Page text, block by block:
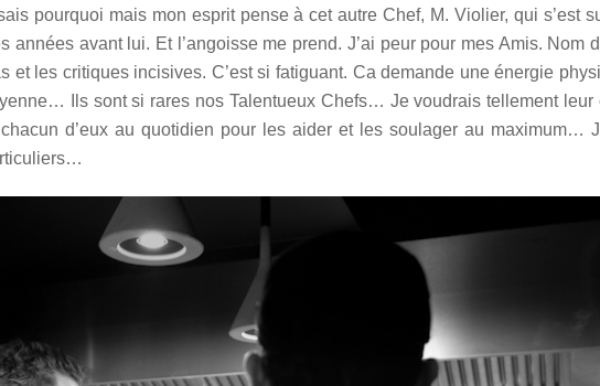
pourquoi mais mon esprit pense à cet autre Chef, M. Violier, qui s’est
avant lui. Et l’angoisse me prend. J’ai peur pour mes Amis. Nom
et les critiques incisives. C’est si fatiguant. Ca demande une énergie
Ils sont si rares nos Talentueux Chefs… Je voudrais tellement leur
d’eux au quotidien pour les aider et les soulager au maximum…